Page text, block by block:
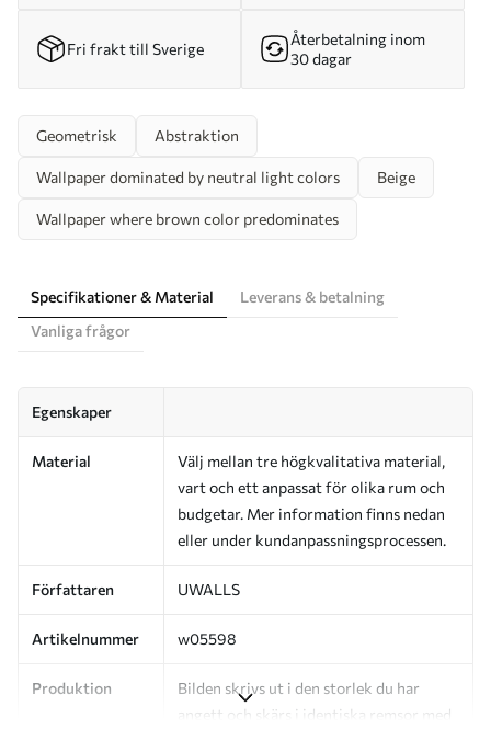
Fri frakt till Sverige
Återbetalning inom
30 dagar
Geometrisk Abstraktion
Wallpaper dominated by neutral light colors Beige
Wallpaper where brown color predominates
Specifikationer & Material
Leverans & betalning
Vanliga frågor
Egenskaper
Material
Välj mellan tre högkvalitativa material,
vart och ett anpassat för olika rum och
budgetar. Mer information finns nedan
eller under kundanpassningsprocessen.
Författaren UWALLS
Artikelnummer w05598
Produktion
Bilden skrivs ut i den storlek du har
angett och skärs i identiska remsor med